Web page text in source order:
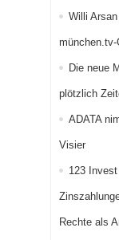
Willi
Die neue
plötzlich
ADATA
Visier
123
Rechte als